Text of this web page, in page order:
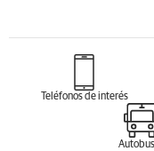
Teléfonos de interés